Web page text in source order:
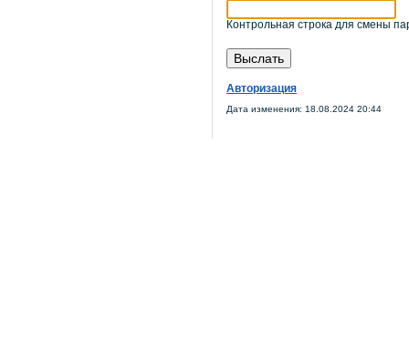
Контрольная строка для смены
Авторизация
Дата изменения: 18.08.2024 20:44